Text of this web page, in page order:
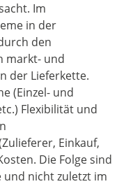
Im
in der
den
markt- und
der Lieferkette.
(Einzel- und
Flexibilität und
Einkauf,
Die Folge sind
und nicht zuletzt im